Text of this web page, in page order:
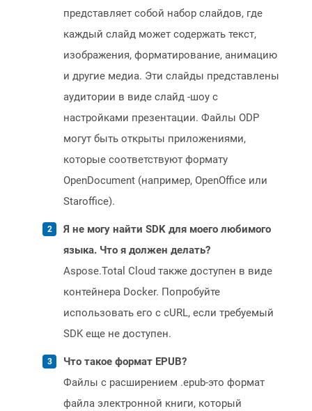
представляет собой набор слайдов, где
каждый слайд может содержать текст,
изображения, форматирование, анимацию
и другие медиа. Эти слайды представлены
аудитории в виде слайд -шоу с
настройками презентации. Файлы ODP
могут быть открыты приложениями,
которые соответствуют формату
OpenDocument (например, OpenOffice или
Staroffice).
Я не могу найти SDK для моего любимого
языка. Что я должен делать?
Aspose.Total Cloud также доступен в виде
контейнера Docker. Попробуйте
использовать его с cURL, если требуемый
SDK еще не доступен.
Что такое формат EPUB?
Файлы с расширением .epub-это формат
файла электронной книги, который